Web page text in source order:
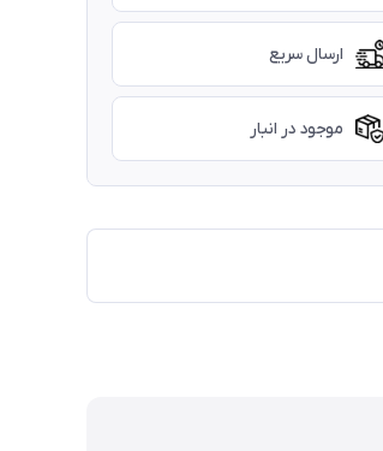
ارسال سریع
موجود در انبار